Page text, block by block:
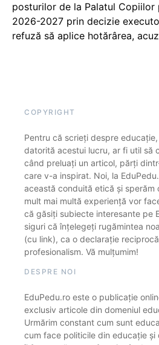
posturilor de la Palatul Copiilor
2026-2027 prin decizie
refuză să aplice hotărârea,
COPYRIGHT
Pentru că scrieți despre
datorită acestui lucru, ar fi util să
când preluați un articol, părți
care v-a inspirat. Noi, la
această conduită etică și sperăm
mult mai multă experiență vor
că găsiți subiecte interesante pe
siguri că înțelegeți rugămintea
(cu link), ca o declarație
profesionalism. Vă mulțumim!
DESPRE NOI
EduPedu.ro este o publicație
exclusiv articole din domeniul
Urmărim constant cum sunt
cum face politicile din educație și